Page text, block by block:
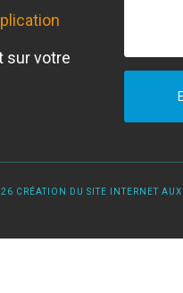
sur votre
CRÉATION DU SITE INTERNET AUX